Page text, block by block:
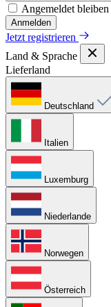
Angemeldet bleiben
Anmelden
Jetzt registrieren
Land & Sprache
Lieferland
Deutschland
Italien
Luxemburg
Niederlande
Norwegen
Österreich